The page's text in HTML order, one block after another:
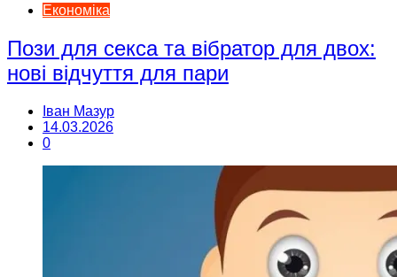
Економіка
Пози для секса та вібратор для двох:
нові відчуття для пари
Іван Мазур
14.03.2026
0